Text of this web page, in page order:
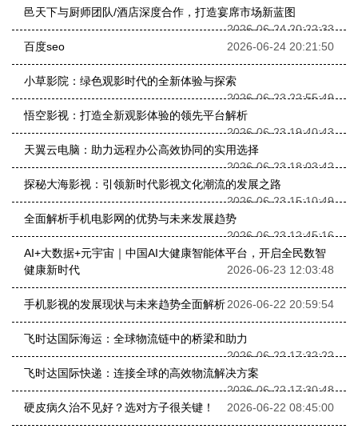
邑天下与厨师团队/酒店深度合作，打造宴席市场新蓝图
2026-06-24 20:22:33
百度seo
2026-06-24 20:21:50
小草影院：绿色观影时代的全新体验与探索
2026-06-23 22:55:49
悟空影视：打造全新观影体验的领先平台解析
2026-06-23 19:40:43
天翼云电脑：助力远程办公高效协同的实用选择
2026-06-23 18:03:42
探秘大海影视：引领新时代影视文化潮流的发展之路
2026-06-23 15:10:49
全面解析手机电影网的优势与未来发展趋势
2026-06-23 12:45:16
AI+大数据+元宇宙｜中国AI大健康智能体平台，开启全民数智
健康新时代
2026-06-23 12:03:48
手机影视的发展现状与未来趋势全面解析2026-06-22 20:59:54
飞时达国际海运：全球物流链中的桥梁和助力
2026-06-22 17:32:22
飞时达国际快递：连接全球的高效物流解决方案
2026-06-22 17:30:48
硬皮病久治不见好？选对方子很关键！
2026-06-22 08:45:00